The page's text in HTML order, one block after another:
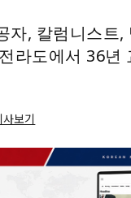
자, 칼럼니스트,
라도에서 36년
보기